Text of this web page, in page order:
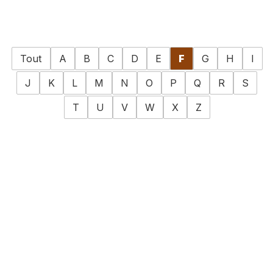
Tout A B C D E F G H
I
J
K L M N O P Q R
S
T
U V W X Z